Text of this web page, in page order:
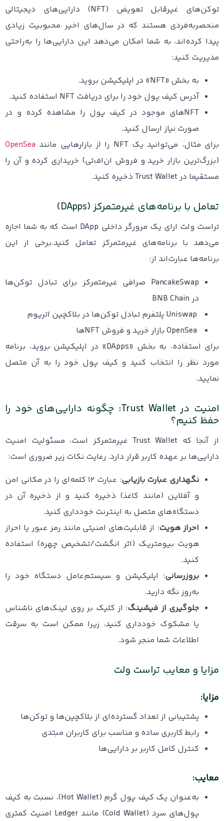
توکن‌های غیرقابل تعویض (NFT) دارایی‌های دیجیتالی
منحصربه‌فردی هستند که در سال‌های اخیر محبوبیت زیادی
پیدا کرده‌اند، به شما امکان می‌دهد این دارایی‌ها را به‌راحتی
مدیریت کنید:
به بخش «NFT» در اپلیکیشن بروید.
آدرس کیف پول خود را برای دریافت NFT استفاده کنید.
NFTهای موجود در کیف پول را مشاهده کرده و در
صورت نیاز ارسال کنید.
برای مثال، می‌توانید یک NFT را از بازارهایی مانند
OpenSea
(بزرگ‌ترین بازار خرید و فروش ان‌اف‌تی) خریداری کرده و آن را
مستقیما در Trust Wallet ذخیره کنید.
تعامل با برنامه‌های غیرمتمرکز (DApps)
تراست ولت ارای یک مرورگر داخلی DApp است که به شما اجازه
می‌دهد با برنامه‌های غیرمتمرکز تعامل کنید.برخی از این
برنامه‌ها عبارت‌اند از:
PancakeSwap صرافی غیرمتمرکز برای تبادل توکن‌ها
در BNB Chain
برای استفاده، به بخش «DApps» در اپلیکیشن بروید، برنامه
مورد نظر را انتخاب کنید و کیف پول خود را به آن متصل
نمایید.
امنیت در Trust Wallet: چگونه دارایی‌های خود را
حفظ کنیم؟
از آنجا که Trust Wallet غیرمتمرکز است، مسئولیت امنیت
دارایی‌ها بر عهده کاربر قرار دارد. رعایت نکات زیر ضروری است:
نگهداری عبارت بازیابی
: عبارت ۱۲ کلمه‌ای را در مکانی امن
و آفلاین (مانند کاغذ) ذخیره کنید و از ذخیره آن در
دستگاه‌های متصل به اینترنت خودداری کنید.
احراز هویت: از قابلیت‌های امنیتی مانند رمز عبور یا احراز
هویت بیومتریک (اثر انگشت/تشخیص چهره) استفاده
کنید.
بروزرسانی: اپلیکیشن و سیستم‌عامل دستگاه خود را
به‌روز نگه دارید.
جلوگیری از فیشینگ: از کلیک بر روی لینک‌های ناشناس
یا مشکوک خودداری کنید، زیرا ممکن است به سرقت
اطلاعات شما منجر شود.
مزایا و معایب تراست ولت
مزایا:
پشتیبانی از تعداد گسترده‌ای از بلاکچین‌ها و توکن‌ها
رابط کاربری ساده و مناسب برای کاربران مبتدی
کنترل کامل کاربر بر دارایی‌ها
معایب:
به‌عنوان یک کیف پول گرم (Hot Wallet)، نسبت به کیف
پول‌های سرد (Cold Wallet) مانند Ledger امنیت کمتری